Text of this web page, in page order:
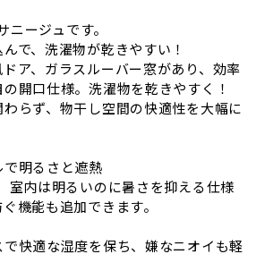
ージュです。
で、洗濯物が乾きやすい！
ア、ガラスルーバー窓があり、効率
開口仕様。洗濯物を乾きやすく！
らず、物干し空間の快適性を大幅に
明るさと遮熱
室内は明るいのに暑さを抑える仕様
機能も追加できます。
快適な湿度を保ち、嫌なニオイも軽